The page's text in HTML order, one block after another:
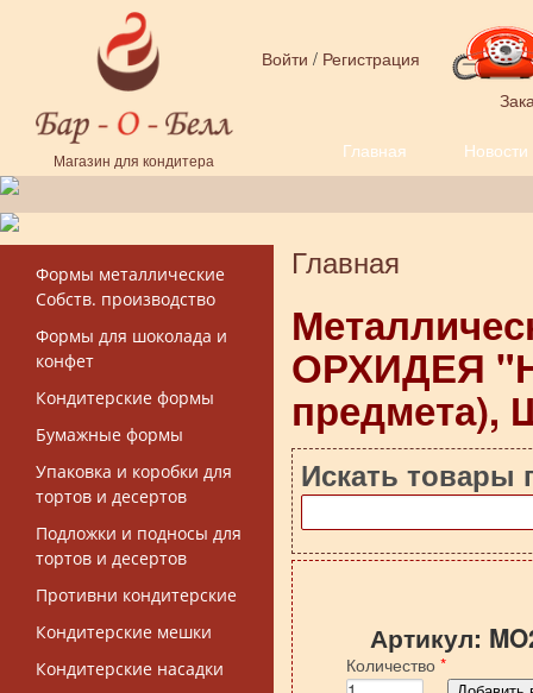
Перейти к основному содержанию
Магазин для кондитера
Войти / Регистрация
Главная Новости
Форма поиска
Формы металлические
Собств. производство
Формы для шоколада и
конфет
Кондитерские формы
Бумажные формы
Упаковка и коробки для
тортов и десертов
Подложки и подносы для
тортов и десертов
Противни кондитерские
Кондитерские мешки
Кондитерские насадки
Вы здесь
Главная
ОРХИДЕЯ
предмета),
Искать товары
Артикул:
Количество *